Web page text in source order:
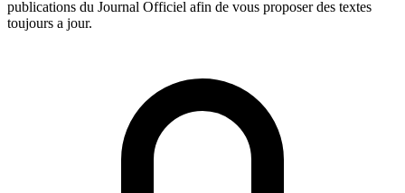
publications du Journal Officiel afin de vous proposer des textes
toujours a jour.